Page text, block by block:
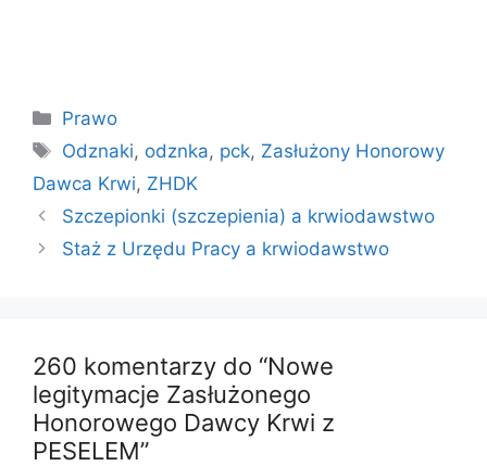
Kategorie
Prawo
Tagi
Odznaki, odznka, pck, Zasłużony Honorowy
Dawca Krwi, ZHDK
Szczepionki (szczepienia) a krwiodawstwo
Staż z Urzędu Pracy a krwiodawstwo
260 komentarzy do “Nowe
legitymacje Zasłużonego
Honorowego Dawcy Krwi z
PESELEM”